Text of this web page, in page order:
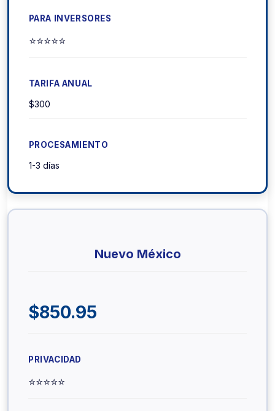
⭐⭐⭐⭐⭐
$300
1-3 días
Nuevo México
$850.95
⭐⭐⭐⭐⭐